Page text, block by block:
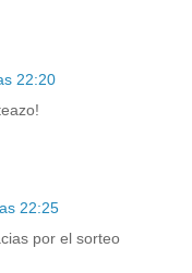
22:20
22:25
por el sorteo